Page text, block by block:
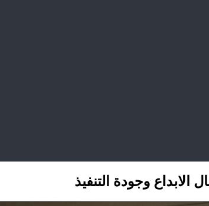
وجودة التنفيذ